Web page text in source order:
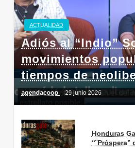
ACTUALIDAD
Adiós al “Indio”
movimientos
tiempos de
agendacoop 29 junio 2026
Honduras